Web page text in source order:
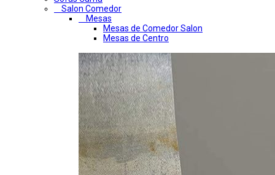
Salon Comedor
Mesas
Mesas de Comedor Salon
Mesas de Centro